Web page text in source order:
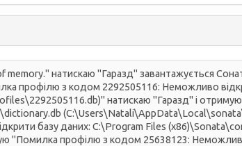
натискаю "Гаразд" завантажується
профілю з кодом 2292505116: Неможливо
натискаю "Гаразд" і
базу даних: C:\Program Files
"Помилка профілю з кодом 25638123: